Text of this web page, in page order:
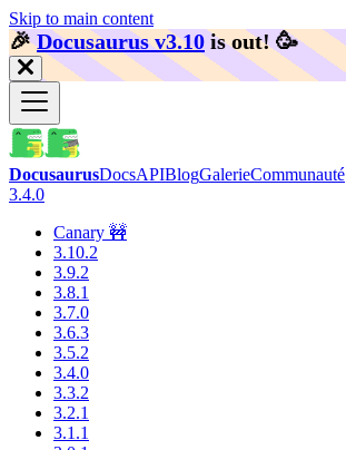
Skip to main content
🎉️Docusaurus v3.10 is out! 🥳️
DocusaurusDocsAPIBlogGalerieCommunauté
3.4.0
Canary 🚧
3.10.2
3.9.2
3.8.1
3.7.0
3.6.3
3.5.2
3.4.0
3.3.2
3.2.1
3.1.1